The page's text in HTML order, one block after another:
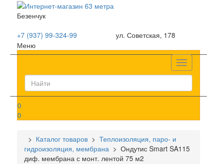
Безенчук
+7 (937) 99-324-99
ул. Советская, 178
Меню
Список
0
0
> Каталог товаров > Теплоизоляция, паро- и
гидроизоляция, мембрана > Ондутис Smart SA115
диф. мембрана с монт. лентой 75 м2